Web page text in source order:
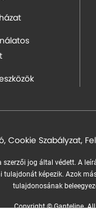
, Cookie Szabályzat,
jog által védett. A
tulajdonát képezik. Azok
tulajdonosának
Copyright © Ganteline.